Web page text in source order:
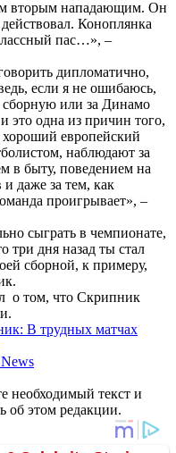
вторым нападающим. Он
Коноплянка
пас…», –
дипломатично,
если я не ошибаюсь,
сборную или за Динамо
это одна из причин того,
хороший европейский
наблюдают за
в быту, поведением на
даже за тем, как
проигрывает», –
сыграть в чемпионате,
три дня назад ты стал
сборной, к примеру,
о том, что Скрипник
В трудных матчах
необходимый текст и
об этом редакции.